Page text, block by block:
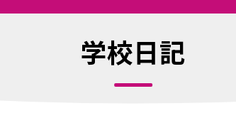
学校日記